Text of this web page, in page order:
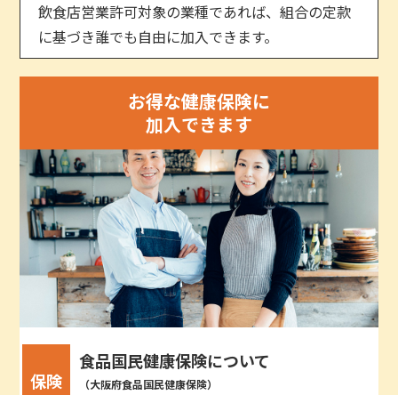
飲食店営業許可対象の業種であれば、組合の定款
に基づき誰でも自由に加入できます。
お得な健康保険に
加入できます
保険
食品国民健康保険について
（大阪府食品国民健康保険）